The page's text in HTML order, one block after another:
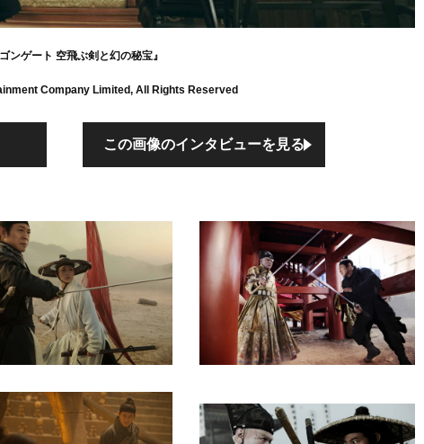
ゴンゲート 空飛ぶ剣と幻の秘宝』
Company Limited, All Rights Reserved
この画像のインタビューを見る